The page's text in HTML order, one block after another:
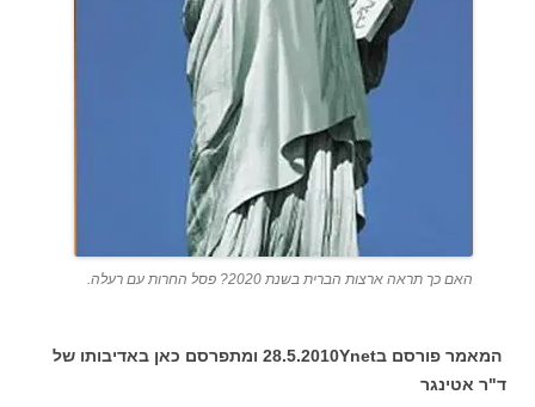
האם כך תראה ארצות הברית בשנת 2020? פסל החרות עם רעלה.
המאמר פורסם ב28.5.2010Ynet ומתפרסם כאן באדיבותו של
ד"ר אטינגר